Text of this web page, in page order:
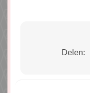
Delen: